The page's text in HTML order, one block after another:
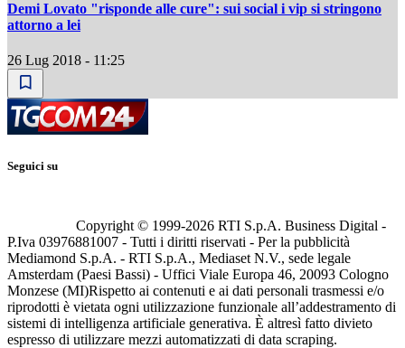
Demi Lovato "risponde alle cure": sui social i vip si stringono
attorno a lei
26 Lug 2018 - 11:25
Seguici su
Copyright © 1999-2026 RTI S.p.A. Business Digital -
P.Iva 03976881007 - Tutti i diritti riservati - Per la pubblicità
Mediamond S.p.A. - RTI S.p.A., Mediaset N.V., sede legale
Amsterdam (Paesi Bassi) - Uffici Viale Europa 46, 20093 Cologno
Monzese (MI)Rispetto ai contenuti e ai dati personali trasmessi e/o
riprodotti è vietata ogni utilizzazione funzionale all’addestramento di
sistemi di intelligenza artificiale generativa. È altresì fatto divieto
espresso di utilizzare mezzi automatizzati di data scraping.